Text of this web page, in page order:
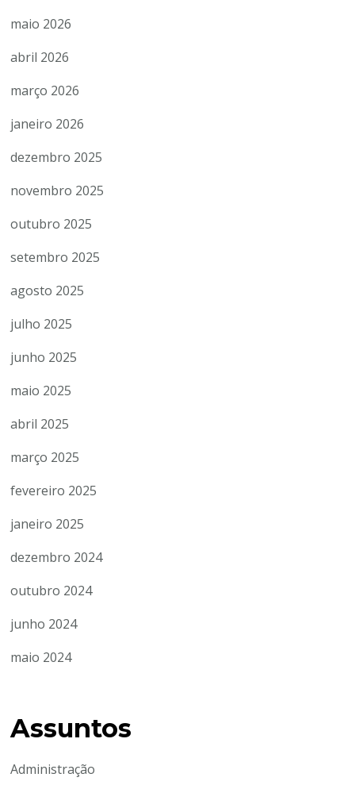
maio 2026
abril 2026
março 2026
janeiro 2026
dezembro 2025
novembro 2025
outubro 2025
setembro 2025
agosto 2025
julho 2025
junho 2025
maio 2025
abril 2025
março 2025
fevereiro 2025
janeiro 2025
dezembro 2024
outubro 2024
junho 2024
maio 2024
Assuntos
Administração